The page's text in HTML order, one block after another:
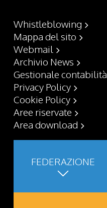
Whistleblowing
Mappa del sito
Webmail
Archivio News
Gestionale contabilità
Privacy Policy
Cookie Policy
Aree riservate
Area download
FEDERAZIONE